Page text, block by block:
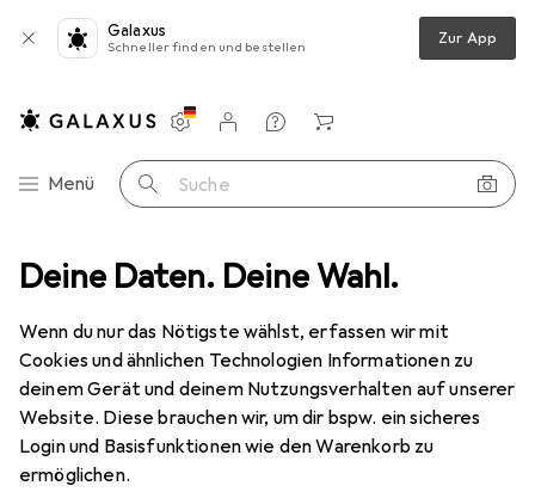
Deine Daten. Deine Wahl.
Wenn du nur das Nötigste wählst, erfassen wir mit
Cookies und ähnlichen Technologien Informationen zu
deinem Gerät und deinem Nutzungsverhalten auf unserer
Website. Diese brauchen wir, um dir bspw. ein sicheres
Login und Basisfunktionen wie den Warenkorb zu
ermöglichen.
Galaxus
Schneller finden und bestellen Zur App
Navigation nach Kategorien
Menü Suche
Einstellungen
Kundenkonto
Vergleichslisten
Merklisten
Warenkorb
+ Teppiche Teppich Snapstyle Schlingenteppich Primo
6 Bilder
SnapstyleSchlingenteppich Primo
EUR
39,90